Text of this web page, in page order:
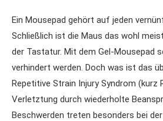
Ein Mousepad gehört auf jeden
Schließlich ist die Maus das wohl
der Tastatur. Mit dem Gel-Mousepad
verhindert werden. Doch was ist das
Repetitive Strain Injury Syndrom (kurz
Verletztung durch wiederholte
Beschwerden treten besonders bei